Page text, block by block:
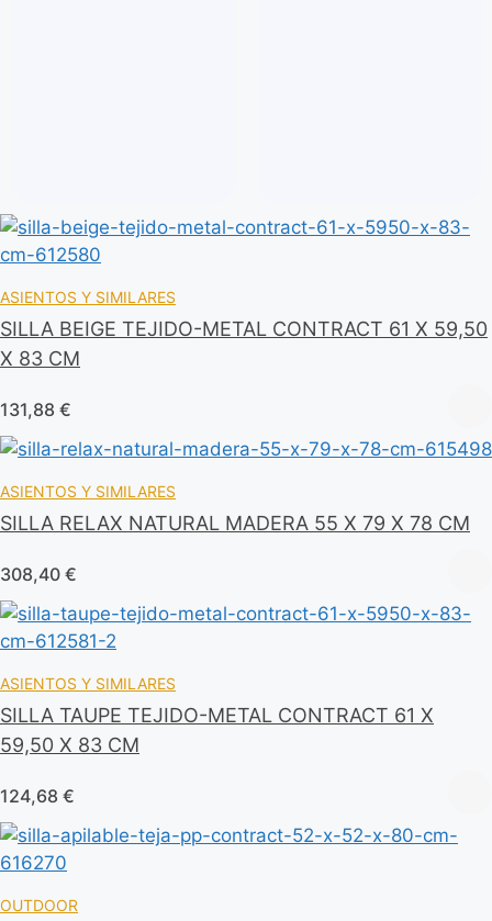
ASIENTOS Y SIMILARES
SILLA BEIGE TEJIDO-METAL CONTRACT 61 X 59,50
X 83 CM
131,88 €
ASIENTOS Y SIMILARES
SILLA RELAX NATURAL MADERA 55 X 79 X 78 CM
308,40 €
ASIENTOS Y SIMILARES
SILLA TAUPE TEJIDO-METAL CONTRACT 61 X
59,50 X 83 CM
124,68 €
OUTDOOR